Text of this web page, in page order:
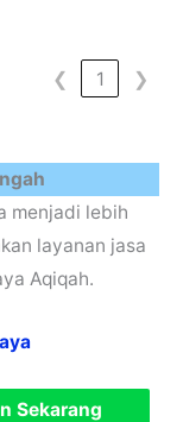
❮ 1 ❯
menjadi lebih
layanan jasa
Aqiqah.
Sekarang